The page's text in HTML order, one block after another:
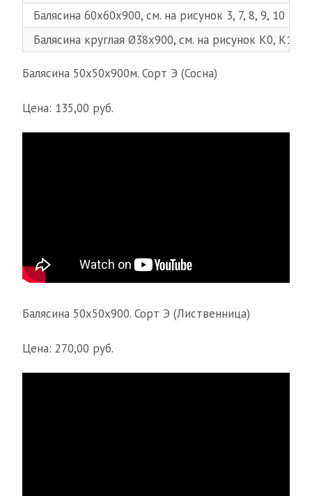
Балясина 60х60х900, см. на рисунок 3, 7, 8, 9, 10
Балясина круглая Ø38х900, см. на рисунок К0, К1,
Балясина 50х50х900м. Сорт Э (Сосна)
Цена: 135,00 руб.
Балясина 50х50х900. Сорт Э (Лиственница)
Цена: 270,00 руб.